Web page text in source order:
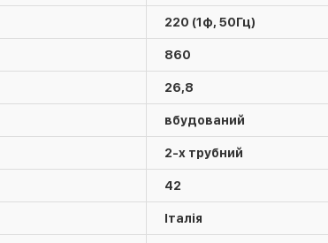
220 (1ф, 50Гц)
860
26,8
вбудований
2-х трубний
42
Італія